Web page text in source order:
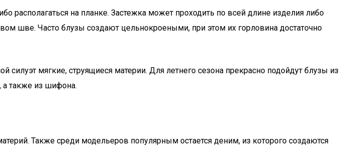
располагаться на планке. Застежка может проходить по всей длине изделия либо
шве. Часто блузы создают цельнокроеными, при этом их горловина достаточно
мягкие, струящиеся материи. Для летнего сезона прекрасно подойдут блузы из
а также из шифона.
Также среди модельеров популярным остается деним, из которого создаются